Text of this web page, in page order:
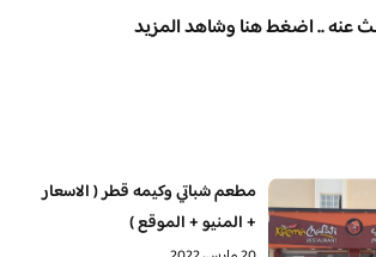
عنه .. اضغط هنا وشاهد المزيد
مطعم شباتي وكيمه قطر ( الاسعار
+ المنيو + الموقع )